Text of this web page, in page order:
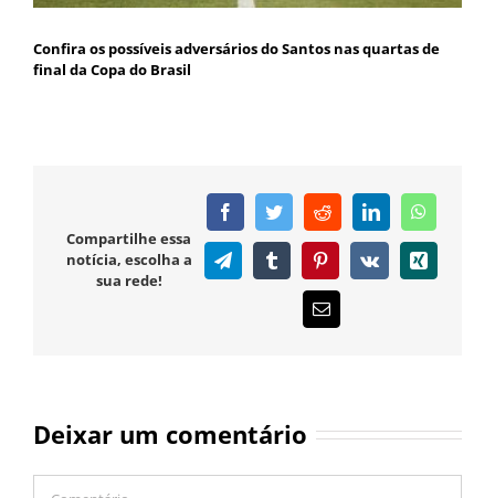
Confira os possíveis adversários do Santos nas quartas de
final da Copa do Brasil
Compartilhe essa
notícia, escolha a
sua rede!
FacebookTwitterRedditLinkedIn
TelegramTumblr PinterestVk Xing
E-
mail
Deixar um comentário